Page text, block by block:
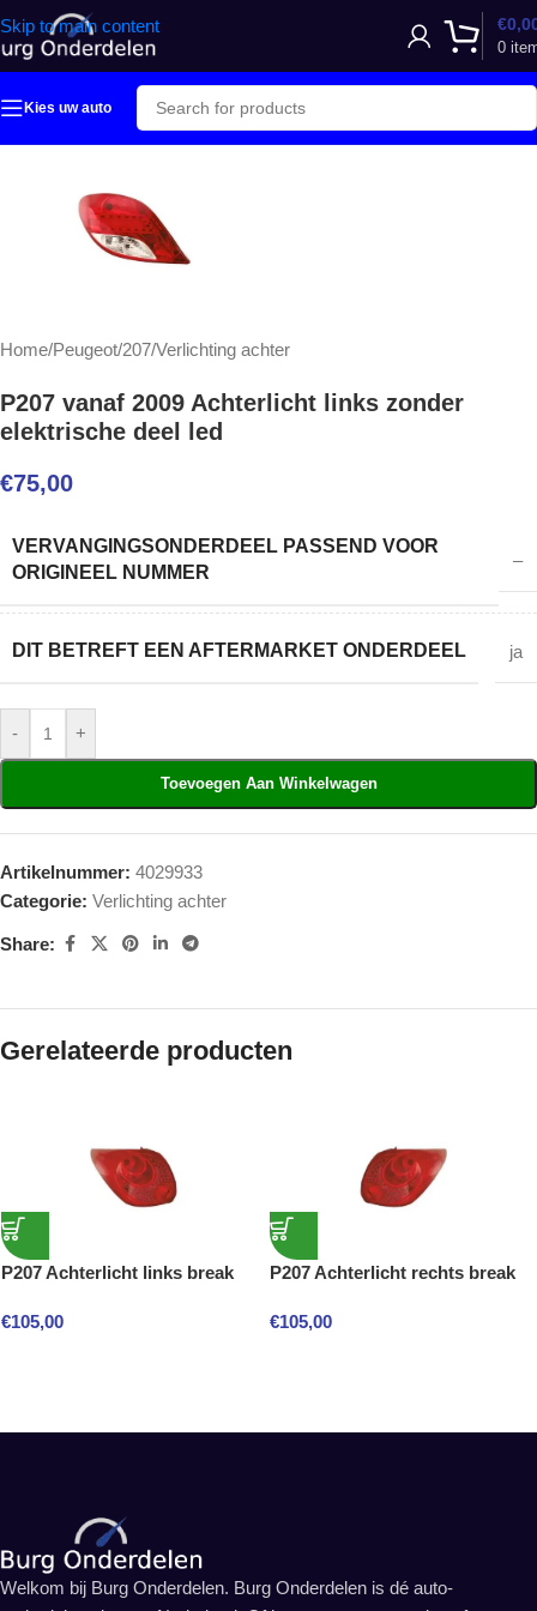
Skip to main content
0
€
Kies uw auto
Home/Peugeot/207/Verlichting achter
P207 vanaf 2009 Achterlicht links zonder
elektrische deel led
€75,00
VERVANGINGSONDERDEEL PASSEND VOOR
ORIGINEEL NUMMER
–
DIT BETREFT EEN AFTERMARKET ONDERDEEL ja
- +
Toevoegen Aan Winkelwagen
Artikelnummer: 4029933
Categorie: Verlichting achter
Share:
Gerelateerde producten
P207 Achterlicht links break
€105,00
P207 Achterlicht rechts break
€105,00
Welkom bij Burg Onderdelen. Burg Onderdelen is dé auto-